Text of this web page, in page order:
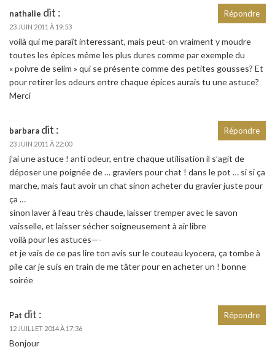
nathalie dit :
23 JUIN 2011 À 19:53
voilà qui me paraît interessant, mais peut-on vraiment y moudre
toutes les épices même les plus dures comme par exemple du
« poivre de selim » qui se présente comme des petites gousses? Et
pour retirer les odeurs entre chaque épices aurais tu une astuce?
Merci
Répondre
barbara dit :
23 JUIN 2011 À 22:00
j’ai une astuce ! anti odeur, entre chaque utilisation il s’agit de
déposer une poignée de … graviers pour chat ! dans le pot … si si ça
marche, mais faut avoir un chat sinon acheter du gravier juste pour
ça …
sinon laver à l’eau très chaude, laisser tremper avec le savon
vaisselle, et laisser sécher soigneusement à air libre
voilà pour les astuces—-
et je vais de ce pas lire ton avis sur le couteau kyocera, ça tombe à
pile car je suis en train de me tâter pour en acheter un ! bonne
soirée
Répondre
Pat dit :
12 JUILLET 2014 À 17:36
Bonjour
Répondre